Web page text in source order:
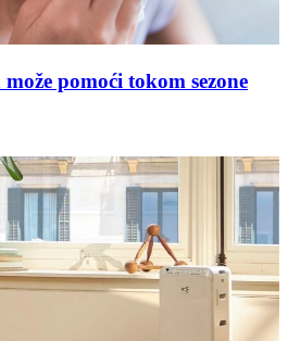
pomoći tokom sezone